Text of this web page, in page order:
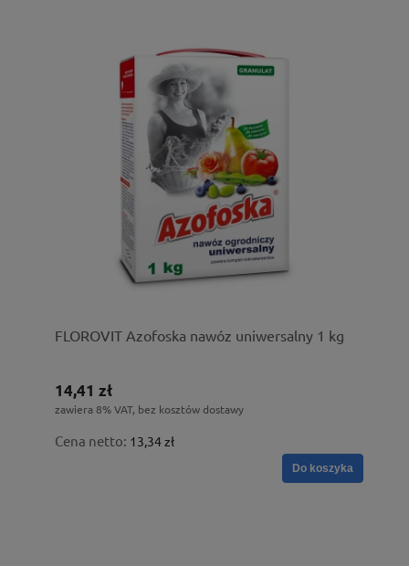
FLOROVIT Azofoska nawóz uniwersalny 1 kg
14,41 zł
zawiera 8% VAT, bez kosztów dostawy
Cena netto: 13,34 zł
Do koszyka